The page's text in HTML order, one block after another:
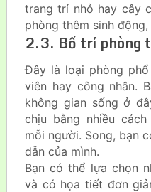
trang trí nhỏ hay cây
phòng thêm sinh
2.3. Bố trí phòng
Đây là loại phòng
viên hay công nhân.
không gian sống ở
chịu bằng nhiều
mỗi người. Song, bạn
dẫn của mình.
Bạn có thể lựa chọn
và có họa tiết đơn